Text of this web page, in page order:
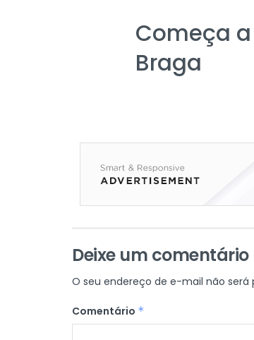
Começa
Braga
Deixe um comentário
O seu endereço de e-mail não será
Comentário *